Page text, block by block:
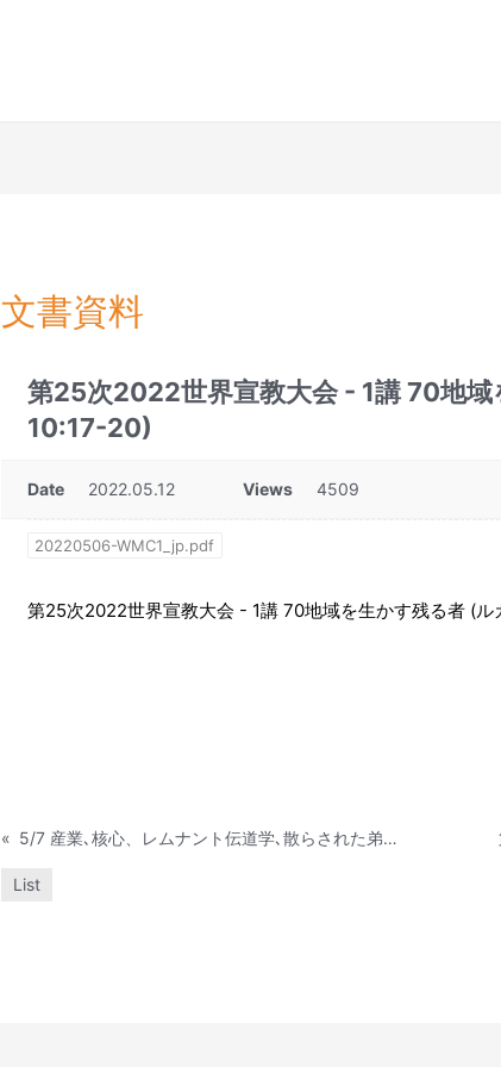
文書資料
第25次2022世界宣教大会 - 1講 70地
10:17-20)
Date 2022.05.12 Views 4509
20220506-WMC1_jp.pdf
第25次2022世界宣教大会 - 1講 70地域を生かす残る者 (ル
« 5/7 産業､核心、レムナント伝道学､散らされた弟子たちテキスト
List